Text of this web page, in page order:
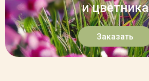
и цветника
Заказать